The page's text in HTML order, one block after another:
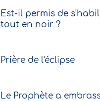
Est-il permis de
tout en noir ?
Prière de l'éclipse
Le Prophète a